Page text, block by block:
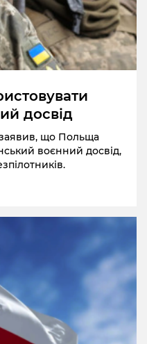
досвід
що Польща
воєнний досвід,